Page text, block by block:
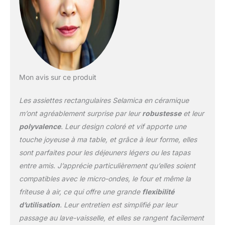
besoins des familles, des
fêtes et des restaurants
pour partager les
aliments ensemble.
Design vibrant : les
style. Ils égayent votre
les aliments même en
vous rendant joyeux.
Cela fait un ajout
charmant à votre
comptoir ou table. Sain
et sûr : fabriqué en
matériau de qualité
supérieure qui offre une
robustesse avec un bon
poids et n'absorbe pas
Mon avis sur ce produit
Les assiettes rectangulaires Selamica en céramique
m’ont agréablement surprise par leurrobustesseet leur
polyvalence. Leur design coloré et vif apporte une
touche joyeuse à ma table, et grâce à leur forme, elles
sont parfaites pour les déjeuners légers ou les tapas
entre amis. J’apprécie particulièrement qu’elles soient
compatibles avec le micro-ondes, le four et même la
friteuse à air, ce qui offre une grande flexibilité
d’utilisation. Leur entretien est simplifié par leur
passage au lave-vaisselle, et elles se rangent facilement